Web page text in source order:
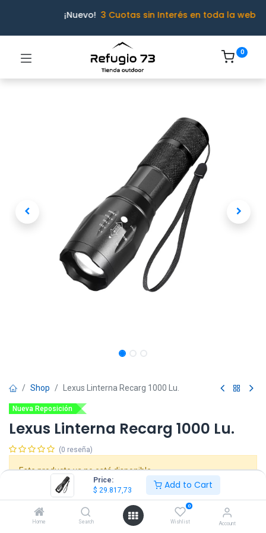
Price:
$ 29.817,73 Add to Cart
Home Search
0
Wishlist Account
¡Nuevo! 3 Cuotas sin Interés en toda la web
0
Shop Lexus Linterna Recarg 1000 Lu.
Nueva Reposición
Lexus Linterna Recarg 1000 Lu.
(0 reseña)
Este producto ya no está disponible.